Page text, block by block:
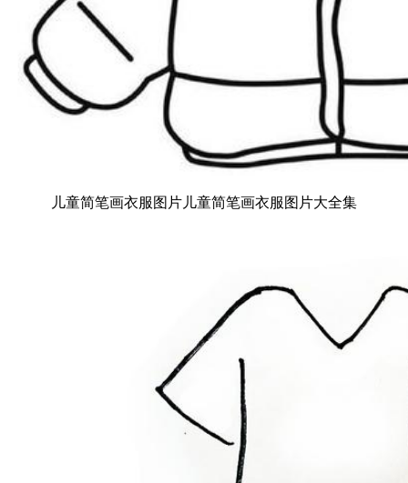
儿童简笔画衣服图片儿童简笔画衣服图片大全集